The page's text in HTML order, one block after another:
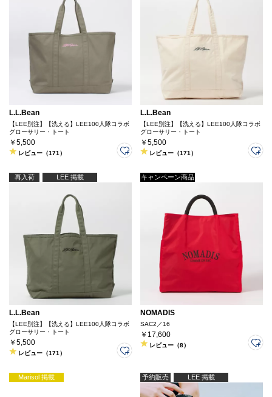
L.L.Bean
【LEE別注】【洗える】LEE100人隊コラボ
グローサリー・トート
￥5,500
レビュー（171）
L.L.Bean
【LEE別注】【洗える】LEE100人隊コラボ
グローサリー・トート
￥5,500
レビュー（171）
再入荷 LEE 掲載
L.L.Bean
【LEE別注】【洗える】LEE100人隊コラボ
グローサリー・トート
￥5,500
レビュー（171）
キャンペーン商品
NOMADIS
SAC2／16
￥17,600
レビュー（8）
Marisol 掲載 予約販売 LEE 掲載